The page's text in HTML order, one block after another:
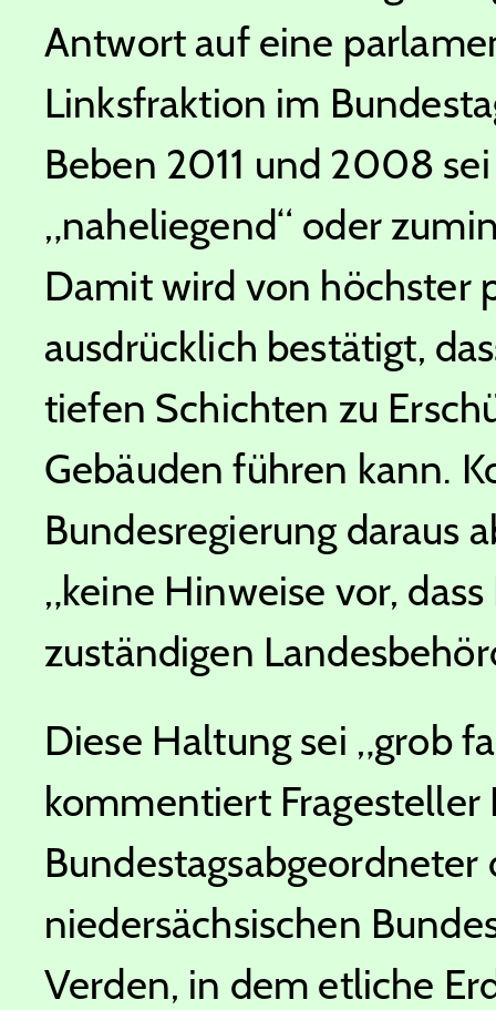
Antwort auf eine
Linksfraktion im
Beben 2011 und 2008
„naheliegend“ oder
Damit wird von höchster
ausdrücklich bestätigt,
tiefen Schichten zu
Gebäuden führen kann.
Bundesregierung daraus
„keine Hinweise vor,
zuständigen
Diese Haltung sei „grob
kommentiert Fragesteller
Bundestagsabgeordneter
niedersächsischen
Verden, in dem etliche